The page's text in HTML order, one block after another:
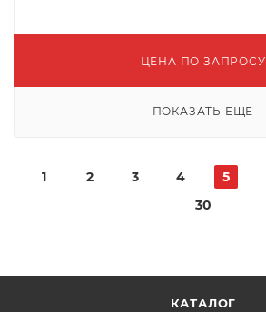
ЦЕНА ПО ЗАПРОСУ
ПОКАЗАТЬ ЕЩЕ
1 2 3 4 5
30
КАТАЛОГ